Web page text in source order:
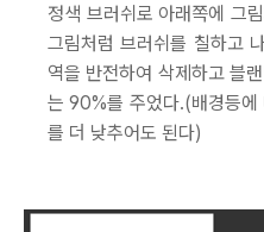
정색 브러쉬로 아래쪽에 그
그림처럼 브러쉬를 칠하고
역을 반전하여 삭제하고 블
는 90%를 주었다.(배경등
를 더 낮추어도 된다)